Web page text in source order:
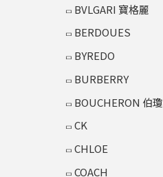
BVLGARI 寶格麗
BERDOUES
BYREDO
BURBERRY
BOUCHERON 伯瓊
CK
CHLOE
COACH